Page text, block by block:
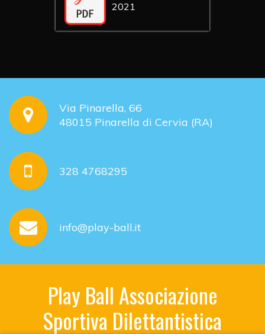
2021
Via Pinarella, 66
48015 Pinarella di Cervia (RA)
328 4768295
info@play-ball.it
Play Ball Associazione
Sportiva Dilettantistica